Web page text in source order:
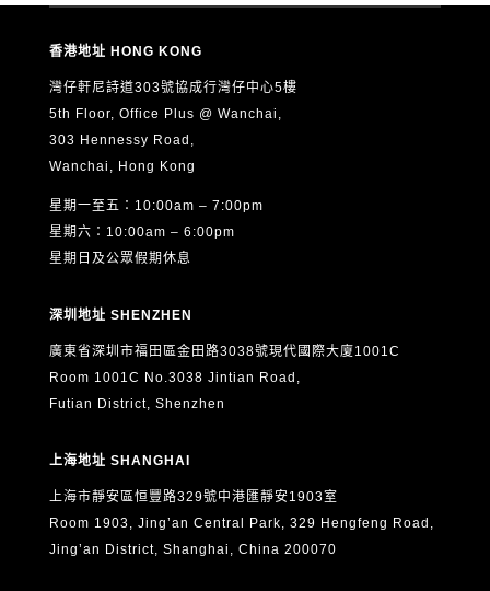
▪︎ 小班課程恕不設個別補課或退款。
而定。
5. 退款及轉班安排
▪︎ 成功開班後，除特殊情況（如導師臨時停課）外，已繳學
費恕不退款。
6. 上課平台與技術要求
▪︎ 所有課堂將以線上形式進行，學生須自備穩定網絡及可用
▪︎ 中心將於課程開始前提供登入方式及課堂連結。
若有爭議，中心保留最終決定權。
5. 本人可隨時以書面通知 ASTON 撤回上述第4項的直接促
6. 根據《個人資料（私隱）條例》（香港法例第486章），
本人有權要求查閱及更正本人的個人資料。如欲行使上述權
利，請以書面形式（包括電郵）向 ASTON 提出申請，聯絡
本人已閱讀、明白並同意以上全部內容，並確認所提供的個
人資料真實、準確及完整。
香港地址 HONG KONG
灣仔軒尼詩道303號協成行灣仔中心5樓
5th Floor, Office Plus @ Wanchai,
303 Hennessy Road,
Wanchai, Hong Kong
星期一至五：10:00am – 7:00pm
星期六：10:00am – 6:00pm
星期日及公眾假期休息
深圳地址 SHENZHEN
廣東省深圳市福田區金田路3038號現代國際大廈1001C
Room 1001C No.3038 Jintian Road,
Futian District, Shenzhen
上海地址 SHANGHAI
上海市靜安區恒豐路329號中港匯靜安1903室
Room 1903, Jing’an Central Park, 329 Hengfeng Road,
Jing’an District, Shanghai, China 200070